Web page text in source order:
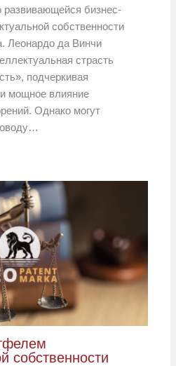
бизнес-
собственности
Леонардо да Винчи
страсть
подчеркивая
мощное влияние
Однако могут
собственности